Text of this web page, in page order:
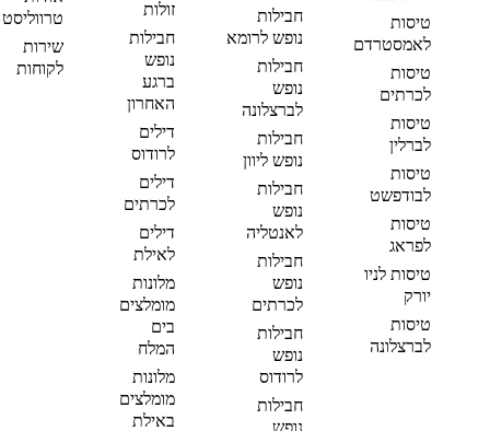
טיסות
לאמסטרדם
טיסות
לכרתים
טיסות
לברלין
טיסות
לבודפשט
טיסות
לפראג
טיסות לניו
יורק
טיסות
לברצלונה
חבילות
נופש לרומא
חבילות
נופש
לברצלונה
חבילות
נופש ליוון
חבילות
נופש
לאנטליה
חבילות
נופש
לכרתים
חבילות
נופש
לרודוס
חבילות
נופש
זולות
חבילות
נופש
ברגע
האחרון
דילים
לרודוס
דילים
לכרתים
דילים
לאילת
מלונות
מומלצים
בים
המלח
מלונות
מומלצים
באילת
טרווליסט
שירות
לקוחות